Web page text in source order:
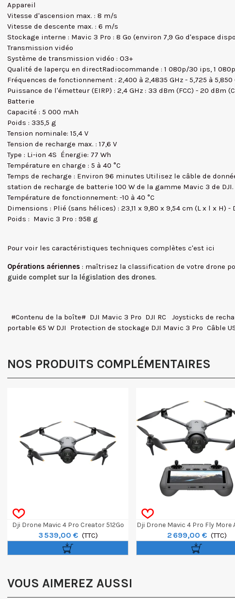
Appareil
Vitesse d'ascension max. : 8 m/s
Vitesse de descente max. : 6 m/s
Stockage interne : Mavic 3 Pro : 8 Go (environ 7,9 Go d'espace
Transmission vidéo
Système de transmission vidéo : O3+
Qualité de laperçu en directRadiocommande : 1 080p/30 ips, 1
Fréquences de fonctionnement : 2,400 à 2,4835 GHz - 5,725 à 5,850
Puissance de l'émetteur (EIRP) : 2,4 GHz : 33 dBm (FCC) - 20 dBm
Batterie
Capacité : 5 000 mAh
Poids : 335,5 g
Tension nominale: 15,4 V
Tension de recharge max. : 17,6 V
Type : Li-ion 4S  Énergie: 77 Wh
Température en charge : 5 à 40 °C
Temps de recharge : Environ 96 minutes Utilisez le câble de
station de recharge de batterie 100 W de la gamme Mavic 3 de DJI.
Température de fonctionnement: -10 à 40 °C
Dimensions : Plié (sans hélices) : 23,11 x 9,80 x 9,54 cm (L x l x H)
Poids : Mavic 3 Pro : 958 g
Pour voir les caractéristiques techniques complètes c'est ici
Opérations aériennes : maîtrisez la classification de votre drone
guide complet sur la législation des drones.
#Contenu de la boîte#  DJI Mavic 3 Pro  DJI RC  Joysticks de
portable 65 W DJI  Protection de stockage DJI Mavic 3 Pro  Câble
NOS PRODUITS COMPLÉMENTAIRES
Dji Drone Mavic 4 Pro Creator 512Go
Avec Dji RC Pro 2
3 539,00 € (TTC)
Dji Drone Mavic 4 Pro Fly More
RC2
2 699,00 € (TTC)
VOUS AIMEREZ AUSSI